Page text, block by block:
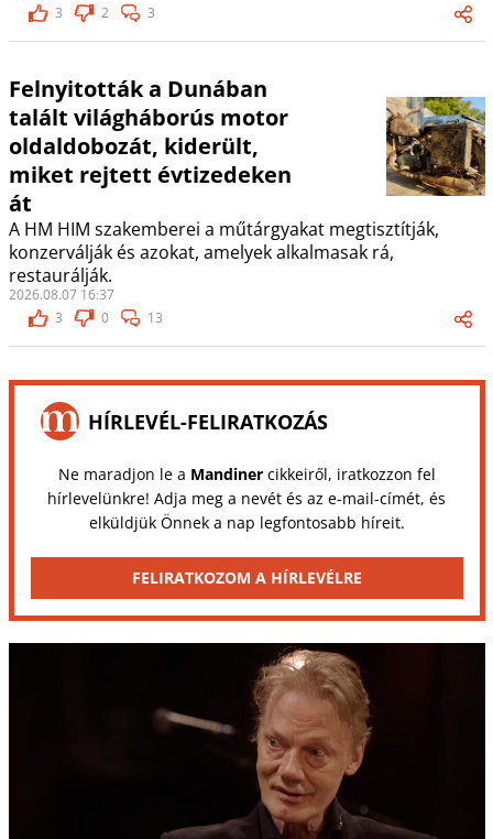
3
2 3
Felnyitották a Dunában
talált világháborús motor
oldaldobozát, kiderült,
miket rejtett évtizedeken
át
A HM HIM szakemberei a műtárgyakat megtisztítják,
konzerválják és azokat, amelyek alkalmasak rá,
restaurálják.
2026.08.07 16:37
3
0 13
HÍRLEVÉL-FELIRATKOZÁS
Ne maradjon le a Mandinercikkeiről, iratkozzon fel
hírlevelünkre! Adja meg a nevét és az e-mail-címét, és
elküldjük Önnek a nap legfontosabb híreit.
FELIRATKOZOM A HÍRLEVÉLRE